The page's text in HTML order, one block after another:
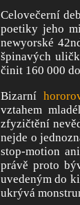
Celovečerní
poetiky jeho
newyorské
špinavých
činit 160 000
Bizarní
vztahem
zfyzičtění
nejde o
stop-motion
právě proto
uvedeným do
ukrývá